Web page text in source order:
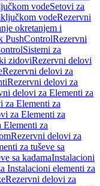
vodeSetovi za
vodeRezervni
okretanjem i
PushControlRezervni
Sistemi za
zidoviRezervni delovi
Rezervni delovi za
Rezervni delovi za
delovi za Elementi za
za Elementi za
za Elementi za
Elementi za
Rezervni delovi za
za tuševe sa
sa kadamaInstalacioni
Instalacioni elementi za
Rezervni delovi za